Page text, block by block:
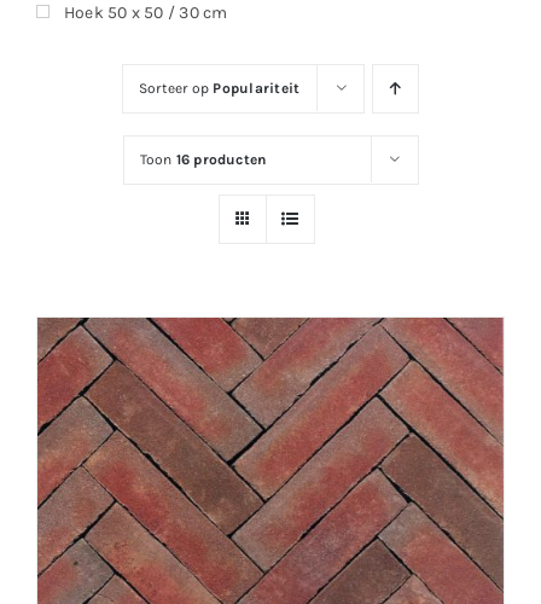
Sorteer op Populariteit
Toon 16 producten
Hoek 50 x 50 / 30 cm